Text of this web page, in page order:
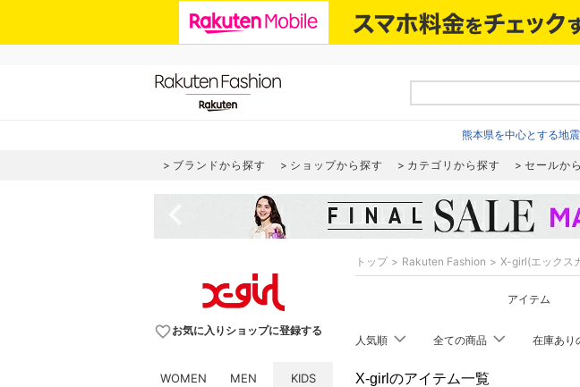
熊本県を中心とする地
ブランドから探す ショップから探す カテゴリから探す セールか
favorite_borderお気に入りショップに登録する
WOMEN MEN KIDS
トップ Rakuten Fashion X-girl(エックス
アイテム
人気順 全ての商品 在庫あり
X-girlのアイテム一覧